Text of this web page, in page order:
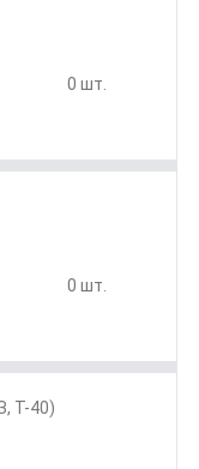
0 шт.
0 шт.
Т-40)